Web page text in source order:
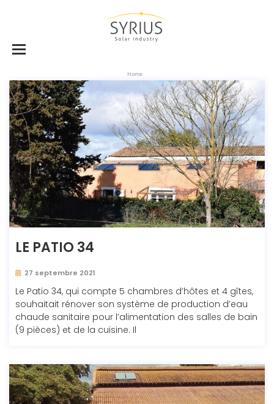
Home
LE PATIO 34
27 septembre 2021
Le Patio 34, qui compte 5 chambres d’hôtes et 4 gîtes,
souhaitait rénover son système de production d’eau
chaude sanitaire pour l’alimentation des salles de bain
(9 pièces) et de la cuisine. Il